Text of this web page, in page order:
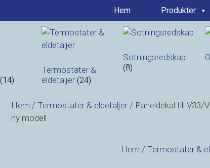
Hem Produkter
(14)
Termostater &
eldetaljer (24)
Sotningsredskap
(8)
Hem / Termostater & eldetaljer/ Paneldekal till V33/
ny modell
Hem / Termostater &